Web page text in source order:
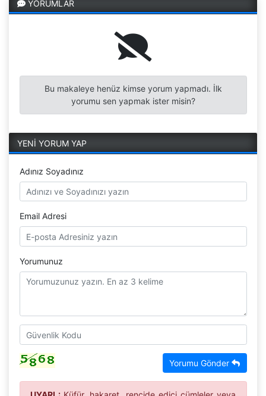
YORUMLAR
Bu makaleye henüz kimse yorum yapmadı. İlk
yorumu sen yapmak ister misin?
YENİ YORUM YAP
Adınız Soyadınız
Email Adresi
Yorumunuz
Yorumu Gönder